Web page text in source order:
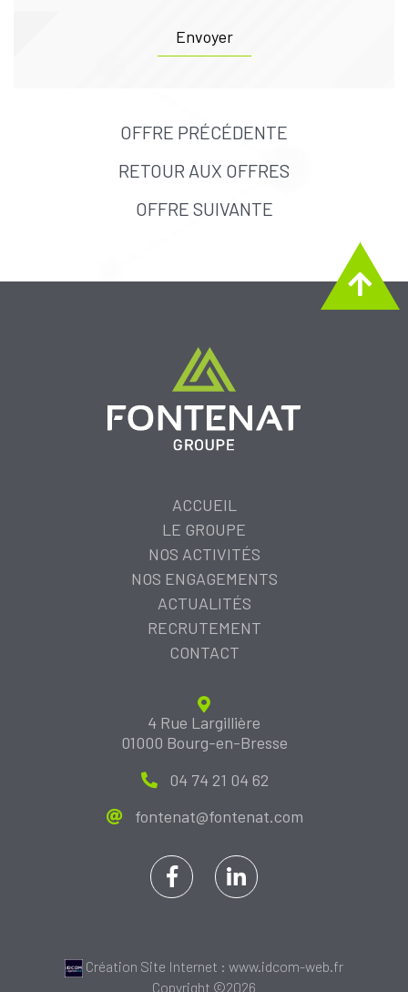
OFFRE PRÉCÉDENTE
RETOUR AUX OFFRES
OFFRE SUIVANTE
ACCUEIL
LE GROUPE
NOS ACTIVITÉS
NOS ENGAGEMENTS
ACTUALITÉS
RECRUTEMENT
CONTACT
4 Rue Largillière
01000 Bourg-en-Bresse
04 74 21 04 62
fontenat@fontenat.com
Création Site Internet : www.idcom-web.fr
Copyright ©2026